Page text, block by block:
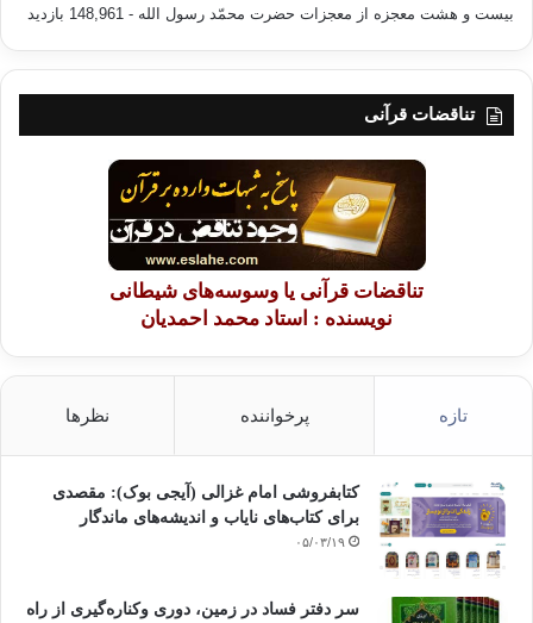
بیست و هشت معجزه از معجزات حضرت محمّد رسول الله - 148,961 بازدید
تناقضات قرآنی
تناقضات قرآنی یا وسوسه‌های شیطانی
نویسنده : استاد محمد احمدیان
تازه پرخواننده نظرها
کتابفروشی امام غزالی (آیجی بوک): مقصدی
برای کتاب‌های نایاب و اندیشه‌های ماندگار
۰۵/۰۳/۱۹
سر دفتر فساد در زمین‌، دوری وکناره‌گیری از راه